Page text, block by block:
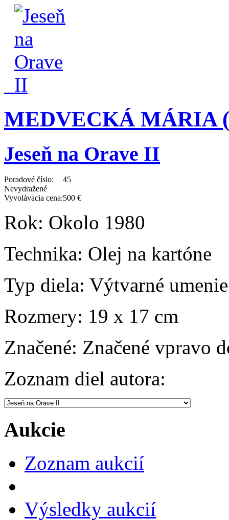
MEDVECKÁ MÁRIA
Jeseň na Orave II
Poradové číslo:
45
Nevydražené
Vyvolávacia cena:500 €
Rok: Okolo 1980
Technika: Olej na kartóne
Typ diela: Výtvarné umenie
Rozmery: 19 x 17 cm
Značené: Značené vpravo
Zoznam diel autora:
Aukcie
Zoznam aukcií
Výsledky aukcií